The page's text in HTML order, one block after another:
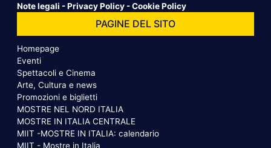
Note legali -Privacy Policy -Cookie Policy
PAGINE DEL SITO
Homepage
Eventi
Spettacoli e Cinema
Arte, Cultura e news
Promozioni e biglietti
MOSTRE NEL NORD ITALIA
MOSTRE IN ITALIA CENTRALE
MIIT -MOSTRE IN ITALIA: calendario
MIIT - Mostre in Italia